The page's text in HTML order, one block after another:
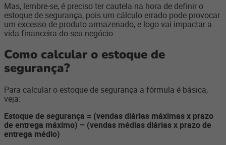
Mas, lembre-se, é preciso ter cautela na hora de definir o
estoque de segurança, pois um cálculo errado pode provocar
um excesso de produto armazenado, e logo vai impactar a
vida financeira do seu negócio.
Como calcular o estoque de
segurança?
Para calcular o estoque de segurança a fórmula é básica,
veja:
Estoque de segurança = (vendas diárias máximas x prazo
de entrega máximo) – (vendas médias diárias x prazo de
entrega médio)